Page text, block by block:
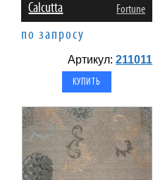
Calcutta Fortune
по запросу
Артикул:211011